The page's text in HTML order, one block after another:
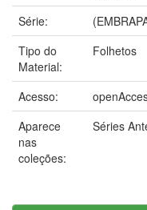
Série:
Tipo do
Material:
Folhetos
Acesso:
Aparece
nas
coleções:
Séries